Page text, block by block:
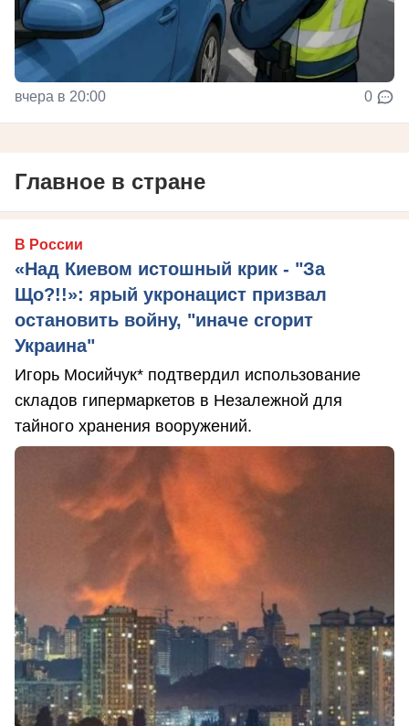
вчера в 20:00 0
Главное в стране
В России
«Над Киевом истошный крик - "За
Що?!!»: ярый укронацист призвал
остановить войну, "иначе сгорит
Украина"
Игорь Мосийчук* подтвердил использование
складов гипермаркетов в Незалежной для
тайного хранения вооружений.